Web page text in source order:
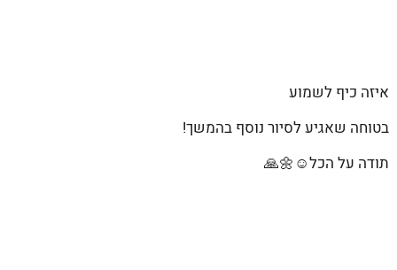
איזה כיף לשמוע
בטוחה שאגיע לסיור נוסף בהמשך!
תודה על הכל☺🌼🙏